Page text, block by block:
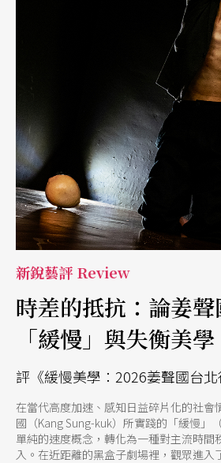
新銳藝評 Review
時差的抵抗：論姜
「緩慢」與失衡美學
評《緩慢美學：2026姜聲國台北
在當代高度加速、感知日益碎片化的社會
國（Kang Sung-kuk）所實踐的「緩慢」
單純的速度概念，轉化為一種對主流時間
入。在近距離的黑盒子劇場裡，觀眾進入